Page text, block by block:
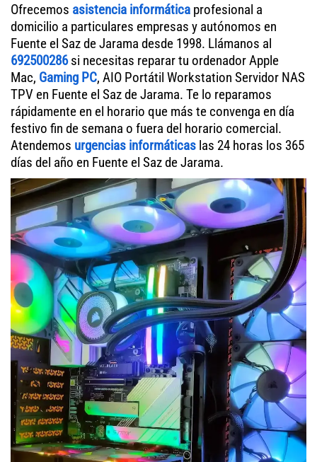
Ofrecemos asistencia informática profesional a
domicilio a particulares empresas y autónomos en
Fuente el Saz de Jarama desde 1998. Llámanos al
692500286si necesitas reparar tu ordenador Apple
Mac, Gaming PC, AIO Portátil Workstation Servidor NAS
TPV en Fuente el Saz de Jarama. Te lo reparamos
rápidamente en el horario que más te convenga en día
festivo fin de semana o fuera del horario comercial.
Atendemos urgencias informáticas las 24 horas los 365
días del año en Fuente el Saz de Jarama.